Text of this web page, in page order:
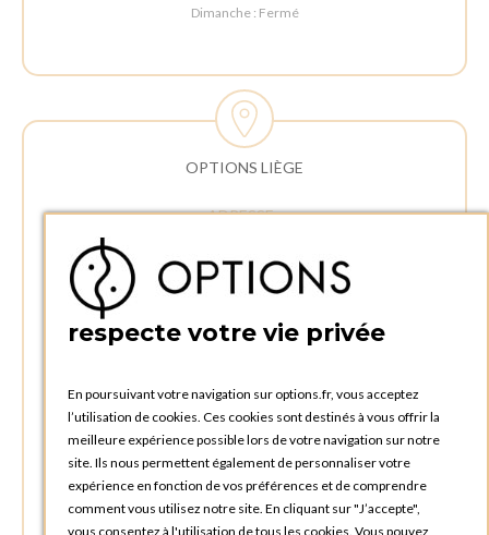
Dimanche : Fermé
OPTIONS LIÈGE
ADRESSE :
4340 AWANS (Othée)
BELGIQUE
TÉLÉPHONE :
HEURES D'OUVERTURES
Horaires d'ouverture du Service Commercial :
Lundi au vendredi : 09:00h à 17:00h
Samedi et dimanche : Fermé
respecte votre vie privée
En poursuivant votre navigation sur options.fr, vous acceptez
l’utilisation de cookies. Ces cookies sont destinés à vous offrir la
meilleure expérience possible lors de votre navigation sur notre
site. Ils nous permettent également de personnaliser votre
expérience en fonction de vos préférences et de comprendre
comment vous utilisez notre site. En cliquant sur "J’accepte",
vous consentez à l'utilisation de tous les cookies. Vous pouvez